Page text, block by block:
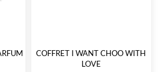
COFFRET I WANT CHOO WITH
LOVE